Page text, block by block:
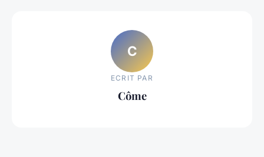
C
ECRIT PAR
Côme